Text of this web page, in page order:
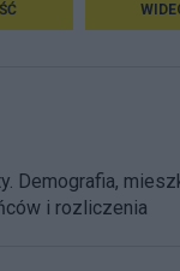
Demografia,
i rozliczenia